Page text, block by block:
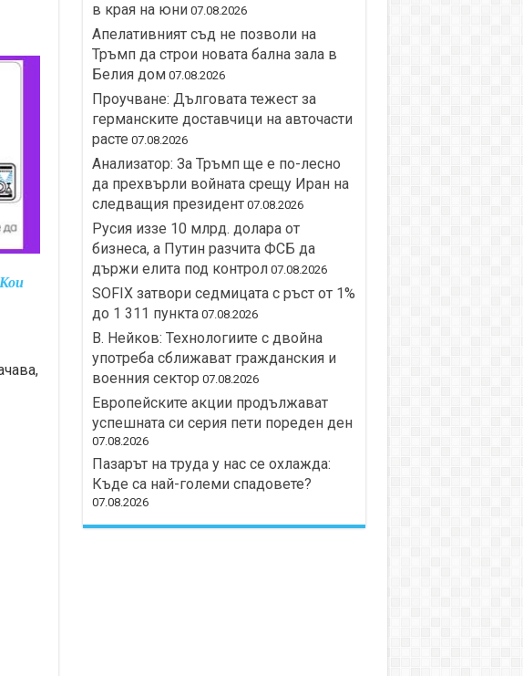
в края на юни 07.08.2026
Апелативният съд не позволи на
Тръмп да строи новата бална зала в
Белия дом 07.08.2026
Проучване: Дълговата тежест за
германските доставчици на авточасти
расте 07.08.2026
Анализатор: За Тръмп ще е по-лесно
да прехвърли войната срещу Иран на
следващия президент 07.08.2026
Русия иззе 10 млрд. долара от
бизнеса, а Путин разчита ФСБ да
държи елита под контрол 07.08.2026
SOFIX затвори седмицата с ръст от 1%
до 1 311 пункта 07.08.2026
В. Нейков: Технологиите с двойна
употреба сближават гражданския и
военния сектор 07.08.2026
Европейските акции продължават
успешната си серия пети пореден ден
07.08.2026
Пазарът на труда у нас се охлажда:
Къде са най-големи спадовете?
07.08.2026